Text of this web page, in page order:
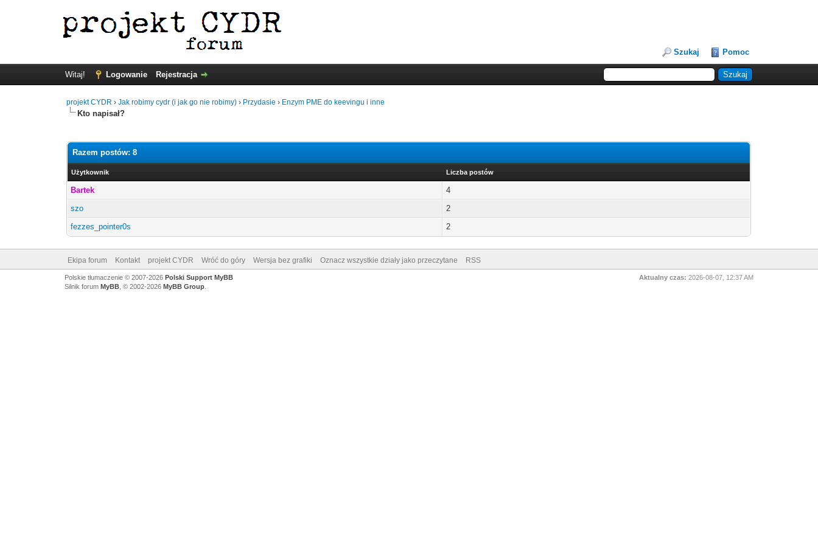
Szukaj Pomoc
Witaj! Logowanie Rejestracja
projekt CYDR ›Jak robimy cydr (i jak go nie robimy) › Przydasie › Enzym PME do keevingu i inne
Kto napisał?
Razem postów: 8
Użytkownik Liczba postów
Bartek
4
szo
2
fezzes_pointer0s
2
Ekipa forum Kontakt projekt CYDR Wróć do góry Wersja bez grafiki Oznacz wszystkie działy jako przeczytane RSS
Aktualny czas: 2026-08-07, 12:37 AM
Polskie tłumaczenie © 2007-2026 Polski Support MyBB
Silnik forum MyBB, © 2002-2026 MyBB Group.